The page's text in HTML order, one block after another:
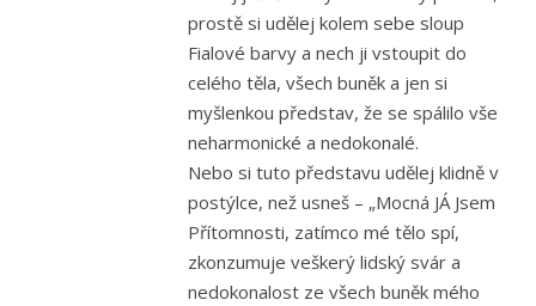
prostě si udělej kolem sebe sloup
Fialové barvy a nech ji vstoupit do
celého těla, všech buněk a jen si
myšlenkou představ, že se spálilo vše
neharmonické a nedokonalé.
Nebo si tuto představu udělej klidně v
postýlce, než usneš – „Mocná JÁ Jsem
Přítomnosti, zatímco mé tělo spí,
zkonzumuje veškerý lidský svár a
nedokonalost ze všech buněk mého